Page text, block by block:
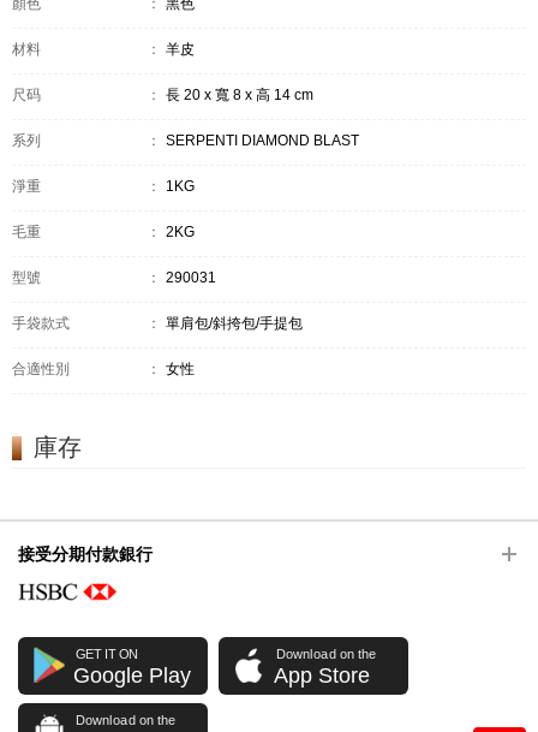
顏色 ： 黑色
材料 ： 羊皮
尺码 ： 長 20 x 寬 8 x 高 14 cm
系列 ： SERPENTI DIAMOND BLAST
淨重 ： 1KG
毛重 ： 2KG
型號 ： 290031
手袋款式 ： 單肩包/斜挎包/手提包
合適性別 ： 女性
庫存
接受分期付款銀行
GET IT ON
Google Play
Download on the
App Store
Download on the